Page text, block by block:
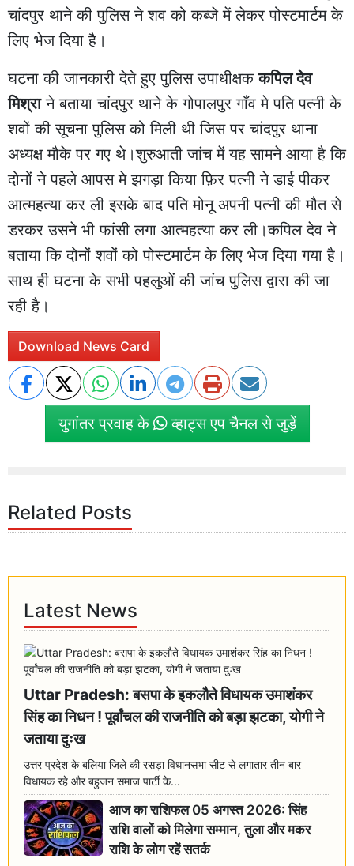
चांदपुर थाने की पुलिस ने शव को कब्जे में लेकर पोस्टमार्टम के
लिए भेज दिया है।
घटना की जानकारी देते हुए पुलिस उपाधीक्षककपिल देव
मिश्राने बताया चांदपुर थाने के गोपालपुर गाँव मे पति पत्नी के
शवों की सूचना पुलिस को मिली थी जिस पर चांदपुर थाना
अध्यक्ष मौके पर गए थे।शुरुआती जांच में यह सामने आया है कि
दोनों ने पहले आपस मे झगड़ा किया फ़िर पत्नी ने डाई पीकर
आत्महत्या कर ली इसके बाद पति मोनू अपनी पत्नी की मौत से
डरकर उसने भी फांसी लगा आत्महत्या कर ली।कपिल देव ने
बताया कि दोनों शवों को पोस्टमार्टम के लिए भेज दिया गया है।
साथ ही घटना के सभी पहलुओं की जांच पुलिस द्वारा की जा
रही है।
Download News Card
युगांतर प्रवाह के व्हाट्स एप चैनल से जुड़ें
Related Posts
Latest News
Uttar Pradesh: बसपा के इकलौते विधायक उमाशंकर
सिंह का निधन ! पूर्वांचल की राजनीति को बड़ा झटका, योगी ने
जताया दुःख
उत्तर प्रदेश के बलिया जिले की रसड़ा विधानसभा सीट से लगातार तीन बार
विधायक रहे और बहुजन समाज पार्टी के...
आज का राशिफल 05 अगस्त 2026: सिंह
राशि वालों को मिलेगा सम्मान, तुला और मकर
राशि के लोग रहें सतर्क